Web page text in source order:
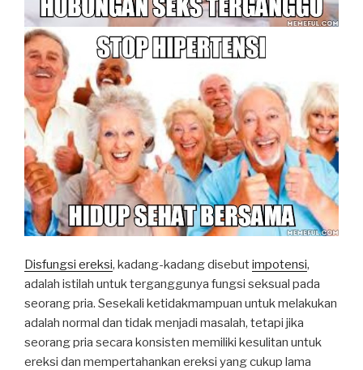
Disfungsi ereksi, kadang-kadang disebutimpotensi,
adalah istilah untuk terganggunya fungsi seksual pada
seorang pria. Sesekali ketidakmampuan untuk melakukan
adalah normal dan tidak menjadi masalah, tetapi jika
seorang pria secara konsisten memiliki kesulitan untuk
ereksi dan mempertahankan ereksi yang cukup lama